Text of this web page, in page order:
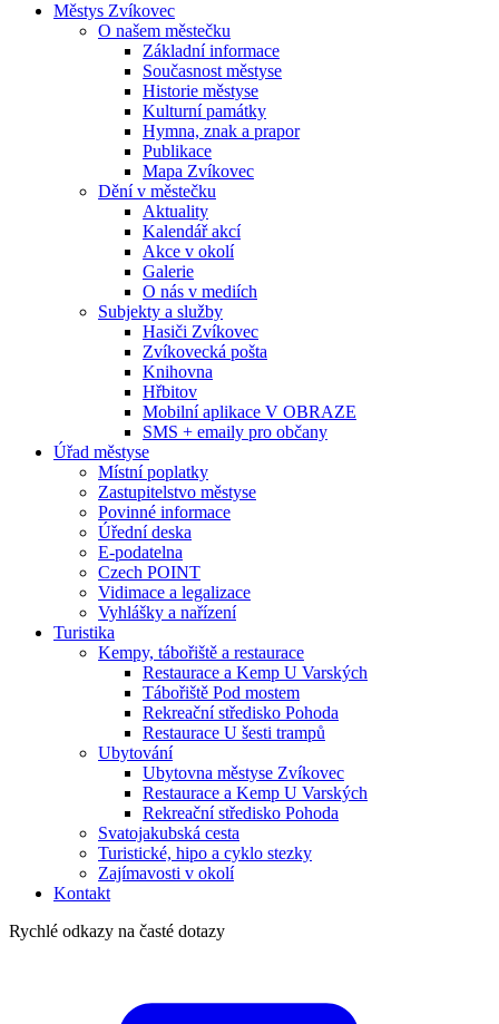
Městys Zvíkovec
O našem městečku
Základní informace
Současnost městyse
Historie městyse
Kulturní památky
Hymna, znak a prapor
Publikace
Mapa Zvíkovec
Dění v městečku
Aktuality
Kalendář akcí
Akce v okolí
Galerie
O nás v mediích
Subjekty a služby
Hasiči Zvíkovec
Zvíkovecká pošta
Knihovna
Hřbitov
Mobilní aplikace V OBRAZE
SMS + emaily pro občany
Úřad městyse
Místní poplatky
Zastupitelstvo městyse
Povinné informace
Úřední deska
E-podatelna
Czech POINT
Vidimace a legalizace
Vyhlášky a nařízení
Turistika
Kempy, tábořiště a restaurace
Restaurace a Kemp U Varských
Tábořiště Pod mostem
Rekreační středisko Pohoda
Restaurace U šesti trampů
Ubytování
Ubytovna městyse Zvíkovec
Restaurace a Kemp U Varských
Rekreační středisko Pohoda
Svatojakubská cesta
Turistické, hipo a cyklo stezky
Zajímavosti v okolí
Kontakt
Rychlé odkazy na časté dotazy